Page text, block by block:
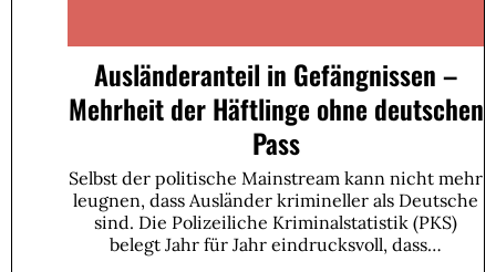
Ausländeranteil in Gefängnissen –
Mehrheit der Häftlinge ohne deutschen
Pass
Selbst der politische Mainstream kann nicht mehr
leugnen, dass Ausländer krimineller als Deutsche
sind. Die Polizeiliche Kriminalstatistik (PKS)
belegt Jahr für Jahr eindrucksvoll, dass…